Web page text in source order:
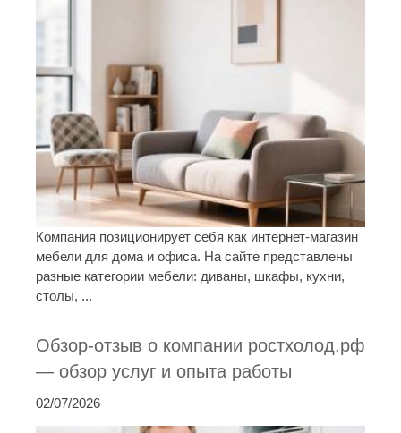
Компания позиционирует себя как интернет-магазин
мебели для дома и офиса. На сайте представлены
разные категории мебели: диваны, шкафы, кухни,
столы, ...
Обзор-отзыв о компании ростхолод.рф
— обзор услуг и опыта работы
02/07/2026